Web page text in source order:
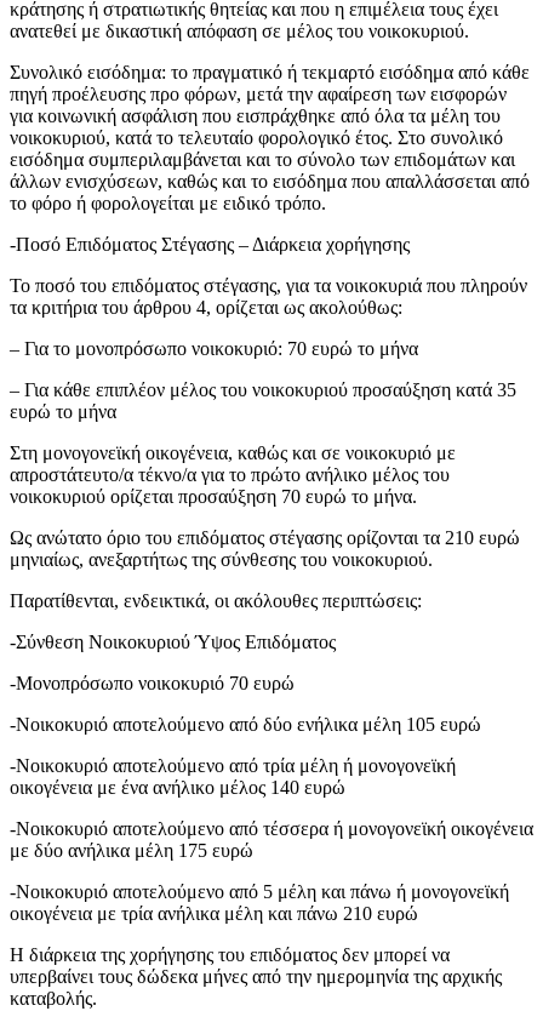
κράτησης ή στρατιωτικής θητείας και που η επιμέλεια τους έχει
ανατεθεί με δικαστική απόφαση σε μέλος του νοικοκυριού.
Συνολικό εισόδημα: το πραγματικό ή τεκμαρτό εισόδημα από κάθε
πηγή προέλευσης προ φόρων, μετά την αφαίρεση των εισφορών
για κοινωνική ασφάλιση που εισπράχθηκε από όλα τα μέλη του
νοικοκυριού, κατά το τελευταίο φορολογικό έτος. Στο συνολικό
εισόδημα συμπεριλαμβάνεται και το σύνολο των επιδομάτων και
άλλων ενισχύσεων, καθώς και το εισόδημα που απαλλάσσεται από
το φόρο ή φορολογείται με ειδικό τρόπο.
-Ποσό Επιδόματος Στέγασης – Διάρκεια χορήγησης
Το ποσό του επιδόματος στέγασης, για τα νοικοκυριά που πληρούν
τα κριτήρια του άρθρου 4, ορίζεται ως ακολούθως:
– Για το μονοπρόσωπο νοικοκυριό: 70 ευρώ το μήνα
– Για κάθε επιπλέον μέλος του νοικοκυριού προσαύξηση κατά 35
ευρώ το μήνα
Στη μονογονεϊκή οικογένεια, καθώς και σε νοικοκυριό με
απροστάτευτο/α τέκνο/α για το πρώτο ανήλικο μέλος του
νοικοκυριού ορίζεται προσαύξηση 70 ευρώ το μήνα.
Ως ανώτατο όριο του επιδόματος στέγασης ορίζονται τα 210 ευρώ
μηνιαίως, ανεξαρτήτως της σύνθεσης του νοικοκυριού.
Παρατίθενται, ενδεικτικά, οι ακόλουθες περιπτώσεις:
-Σύνθεση Νοικοκυριού Ύψος Επιδόματος
-Μονοπρόσωπο νοικοκυριό 70 ευρώ
-Νοικοκυριό αποτελούμενο από δύο ενήλικα μέλη 105 ευρώ
-Νοικοκυριό αποτελούμενο από τρία μέλη ή μονογονεϊκή
οικογένεια με ένα ανήλικο μέλος 140 ευρώ
-Νοικοκυριό αποτελούμενο από τέσσερα ή μονογονεϊκή οικογένεια
με δύο ανήλικα μέλη 175 ευρώ
-Νοικοκυριό αποτελούμενο από 5 μέλη και πάνω ή μονογονεϊκή
οικογένεια με τρία ανήλικα μέλη και πάνω 210 ευρώ
Η διάρκεια της χορήγησης του επιδόματος δεν μπορεί να
υπερβαίνει τους δώδεκα μήνες από την ημερομηνία της αρχικής
καταβολής.